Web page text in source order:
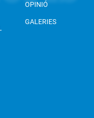
OPINIÓ
GALERIES